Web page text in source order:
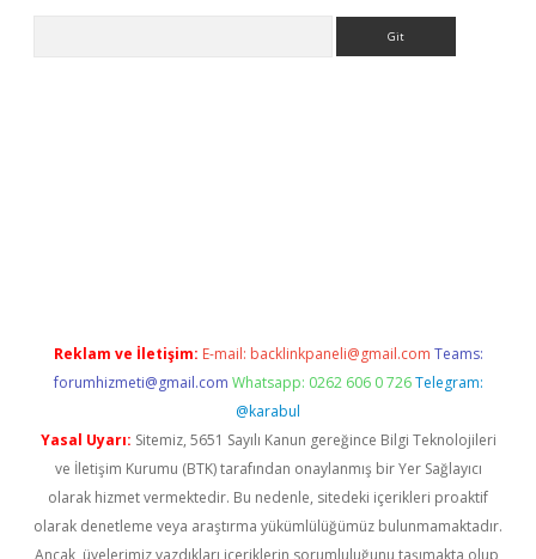
Reklam ve İletişim: E-mail: backlinkpaneli@gmail.com Teams:
forumhizmeti@gmail.com Whatsapp: 0262 606 0 726 Telegram:
@karabul
Yasal Uyarı: Sitemiz, 5651 Sayılı Kanun gereğince Bilgi Teknolojileri
ve İletişim Kurumu (BTK) tarafından onaylanmış bir Yer Sağlayıcı
olarak hizmet vermektedir. Bu nedenle, sitedeki içerikleri proaktif
olarak denetleme veya araştırma yükümlülüğümüz bulunmamaktadır.
Ancak, üyelerimiz yazdıkları içeriklerin sorumluluğunu taşımakta olup,